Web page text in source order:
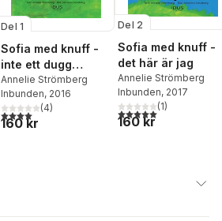
Del 1
Sofia med knuff -
inte ett dugg
annorlunda
Annelie Strömberg
Inbunden, 2016
4,0utav 5 stjärnor. Totalt antal röster:
(4)
160 kr
Del 2
Sofia med knuff -
det här är jag
Annelie Strömberg
Inbunden, 2017
5,0utav 5 stjärnor.
(1)
160 kr